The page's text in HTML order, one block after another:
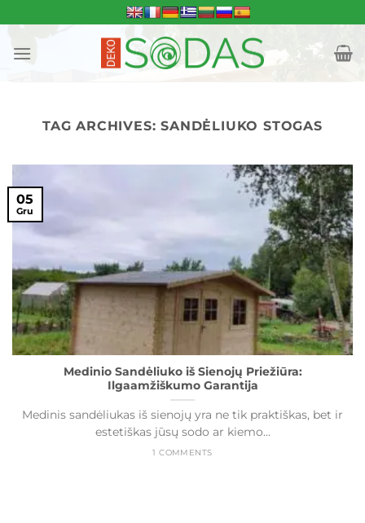
to
content
TAG ARCHIVES:SANDĖLIUKO STOGAS
Medinio Sandėliuko iš Sienojų Priežiūra:
Ilgaamžiškumo Garantija
Medinis sandėliukas iš sienojų yra ne tik praktiškas, bet ir
estetiškas jūsų sodo ar kiemo...
1 COMMENTS
05
Gru